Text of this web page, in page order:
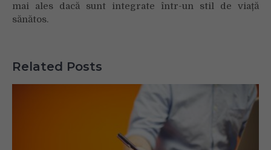
mai ales dacă sunt integrate într-un stil de viață
sănătos.
Related Posts